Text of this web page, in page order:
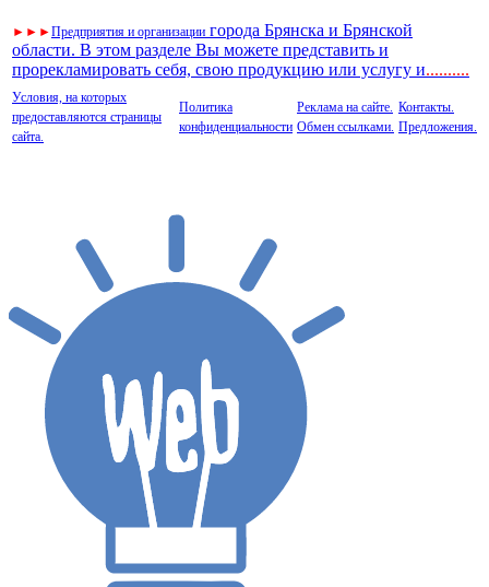
► ► ►Предприятия и организации города Брянска и Брянской
области. В этом разделе Вы можете представить и
прорекламировать себя, свою продукцию или услугу и..........
Условия, на которых
предоставляются страницы
сайта.
Политика
конфиденциальности
Реклама на сайте.
Обмен ссылками.
Контакты.
Предложения.